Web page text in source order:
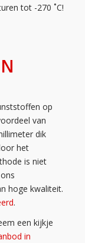
tot -270 ˚C!
op
van
dik
het
is niet
hoge kwaliteit.
.
een kijkje
in